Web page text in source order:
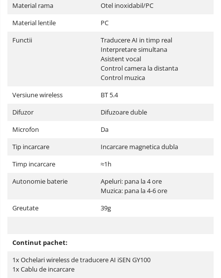
Material rama
Otel inoxidabil/PC
Material lentile
PC
Functii
Traducere AI in timp real
Interpretare simultana
Asistent vocal
Control camera la distanta
Control muzica
Versiune wireless
BT 5.4
Difuzor
Difuzoare duble
Microfon
Da
Tip incarcare
Incarcare magnetica dubla
Timp incarcare
≈1h
Autonomie baterie
Apeluri: pana la 4 ore
Muzica: pana la 4-6 ore
Greutate
39g
Continut pachet:
1x Ochelari wireless de traducere AI iSEN GY100
1x Cablu de incarcare